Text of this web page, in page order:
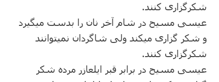
شکرگزاری کنند.
عیسی مسیح در شام آخر نان را بدست میگیرد
و شکر گزاری میکند ولی شاگردان نمیتوانند
شکرگزاری کنند.
عیسی مسیح در برابر قبر ایلعازر مرده شکر